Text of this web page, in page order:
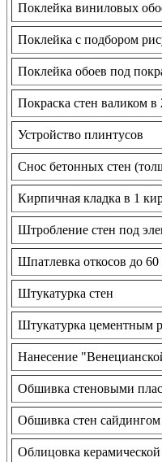
Поклейка виниловых
Поклейка с подбором
Поклейка обоев под
Покраска стен валиком в
Устройство плинтусов
Снос бетонных стен
Кирпичная кладка в 1
Штробление стен под
Шпатлевка откосов до 60
Штукатурка стен
Штукатурка цементным
Нанесение
Обшивка стеновыми
Обшивка стен сайдингом
Облицовка